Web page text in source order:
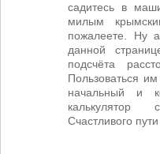
садитесь в
милым
пожалеете. Ну
данной
подсчёта
Пользоваться
начальный и
калькулятор
Счастливого